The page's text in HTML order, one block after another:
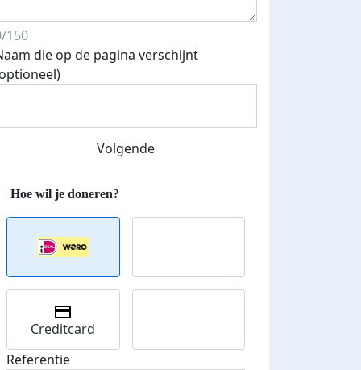
150
die op de pagina verschijnt
Volgende
Creditcard
Referentie